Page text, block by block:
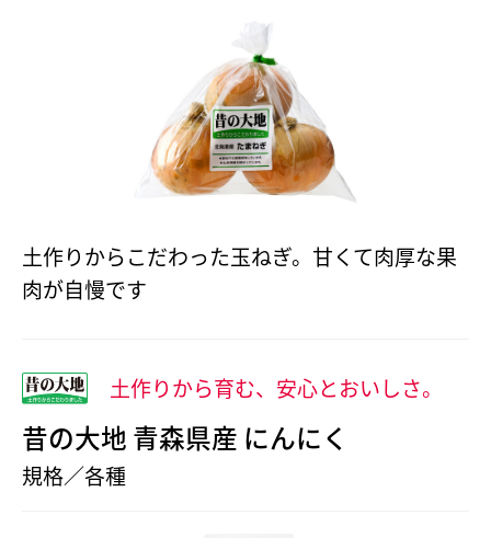
土作りからこだわった玉ねぎ。甘くて肉厚な果
肉が自慢です
土作りから育む、安心とおいしさ。
昔の大地 青森県産 にんにく
規格／各種